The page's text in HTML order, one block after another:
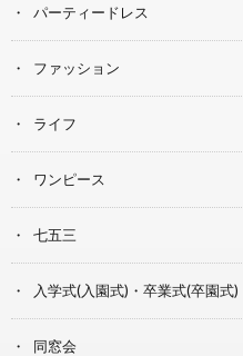
パーティードレス
ファッション
ライフ
ワンピース
七五三
入学式(入園式)・卒業式(卒園式)
同窓会